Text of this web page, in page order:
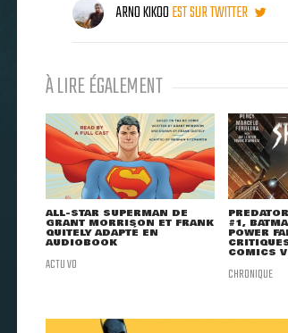
ARNO KIKOOEST SUR TWITTER
À LIRE ÉGALEMENT
ALL-STAR SUPERMAN DE
GRANT MORRISON ET FRANK
QUITELY ADAPTÉ EN
AUDIOBOOK
ACTU VO
#1,
POWER
COMICS
CHRONIQUE